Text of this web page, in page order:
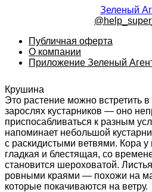
Зеленый
Публичная оферта
О компании
Приложение Зеленый
Крушина
Это растение можно встретить
зарослях кустарников — оно
приспосабливаться к разным
напоминает небольшой
с раскидистыми ветвями. Кора
гладкая и блестящая, со
становится шероховатой.
ровными краями — похожи на
которые покачиваются на ветру.